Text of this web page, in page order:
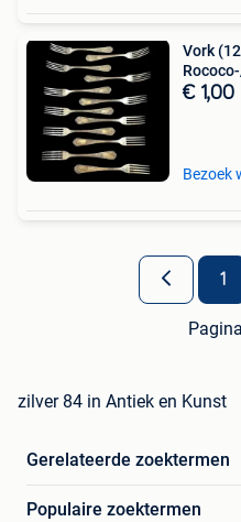
Vork
€ 1,00
Bezoek
1
zilver 84 in Antiek en Kunst
Gerelateerde zoektermen
Populaire zoektermen